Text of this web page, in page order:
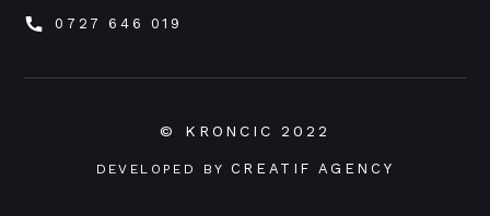
0727 646 019
© KRONCIC 2022
DEVELOPED BY CREATIF AGENCY